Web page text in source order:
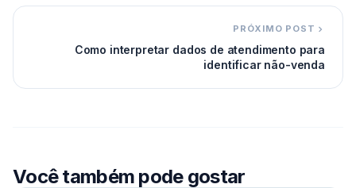
PRÓXIMO POST
Como interpretar dados de atendimento para
identificar não-venda
Você também pode gostar